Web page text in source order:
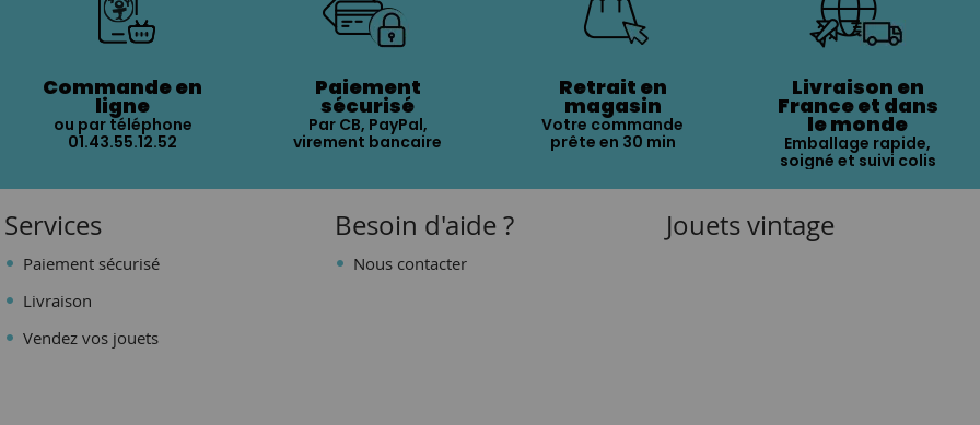
Commande en
ligne
ou par téléphone
01.43.55.12.52
Paiement
sécurisé
Par CB, PayPal,
virement bancaire
Retrait en
magasin
Votre commande
prête en 30 min
Livraison en
France et dans
le monde
Emballage rapide,
soigné et suivi colis
Services
Paiement sécurisé
Livraison
Vendez vos jouets
Besoin d'aide ?
Nous contacter
Jouets vintage